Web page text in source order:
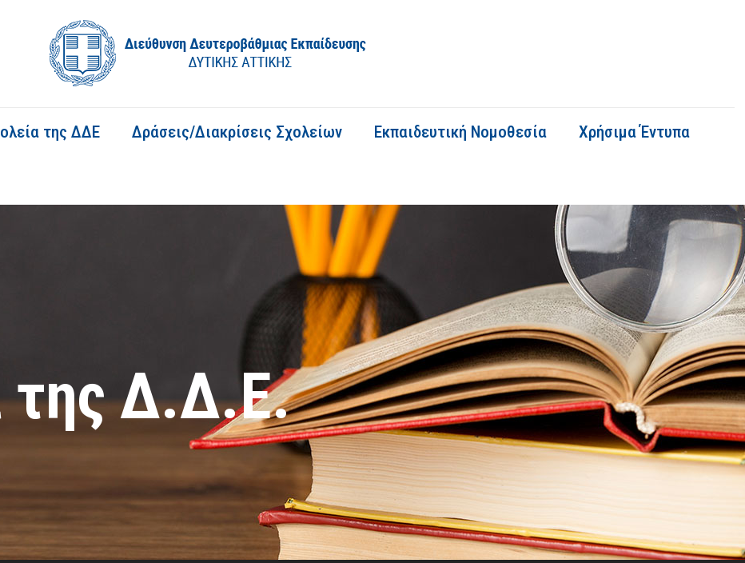
της ΔΔΕ Δράσεις/Διακρίσεις Σχολείων Εκπαιδευτική Νομοθεσία Χρήσιμα Έντυπα
της Δ.Δ.Ε.